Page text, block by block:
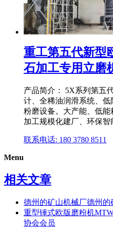
重工第五代新型
石加工专用立磨
产品简介： 5X系列第五
计、全稀油润滑系统、
粉磨设备。大产能、低
加工规模化建厂、环保智
联系电话: 180 3780 8511
Menu
相关文章
德州的矿山机械厂德州
重型锤式欧版磨粉机
协会会员